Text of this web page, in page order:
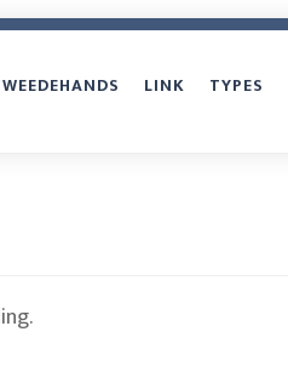
LINK TYPES